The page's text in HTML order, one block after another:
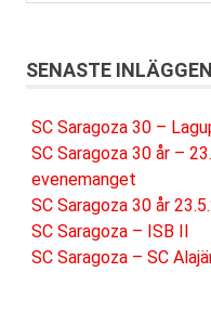
SENASTE INLÄGGEN
SC Saragoza 30 –
SC Saragoza 30 år –
evenemanget
SC Saragoza 30 år
SC Saragoza – ISB II
SC Saragoza – SC